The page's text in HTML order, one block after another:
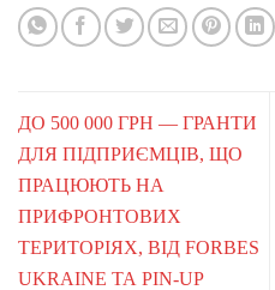
ДО 500 000 ГРН — ГРАНТИ
ДЛЯ ПІДПРИЄМЦІВ, ЩО
ПРАЦЮЮТЬ НА
ПРИФРОНТОВИХ
ТЕРИТОРІЯХ, ВІД FORBES
UKRAINE ТА PIN-UP